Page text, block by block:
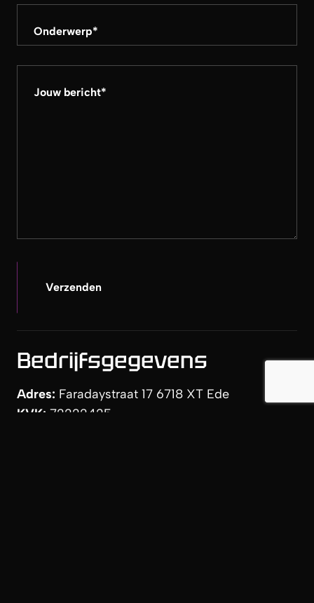
Onderwerp*
Jouw bericht*
Verzenden
Bedrijfsgegevens
Adres: Faradaystraat 17 6718 XT Ede
KVK: 72222425